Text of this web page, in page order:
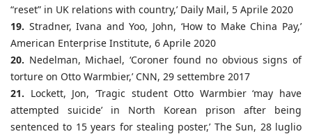
“reset” in UK relations with country,’ Daily Mail, 5 Aprile 2020
19. Stradner, Ivana and Yoo, John, ‘How to Make China Pay,’
American Enterprise Institute, 6 Aprile 2020
20. Nedelman, Michael, ‘Coroner found no obvious signs of
torture on Otto Warmbier,’ CNN, 29 settembre 2017
21. Lockett, Jon, ‘Tragic student Otto Warmbier ‘may have
attempted suicide’ in North Korean prison after being
sentenced to 15 years for stealing poster,’ The Sun, 28 luglio